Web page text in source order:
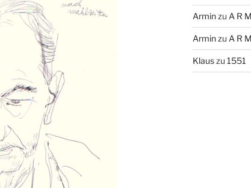
Arminzu A R
Arminzu A R
Klauszu 1551